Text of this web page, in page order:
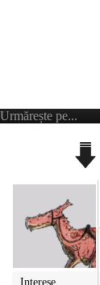
Urmărește pe...
Interese